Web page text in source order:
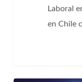
Laboral
en Chile